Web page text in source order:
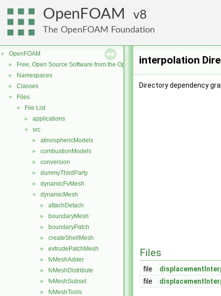
OpenFOAM 8
The OpenFOAM Foundation
▼ OpenFOAM
► Free, Open Source Software from the OpenFOAM Foundation
► Namespaces
► Classes
▼ Files
▼ File List
► applications
▼ src
► atmosphericModels
► combustionModels
► conversion
► dummyThirdParty
► dynamicFvMesh
▼ dynamicMesh
► attachDetach
► boundaryMesh
► boundaryPatch
► createShellMesh
► extrudePatchMesh
► fvMeshAdder
► fvMeshDistribute
► fvMeshSubset
► fvMeshTools
interpolation
Directory dependency
Files
file
file